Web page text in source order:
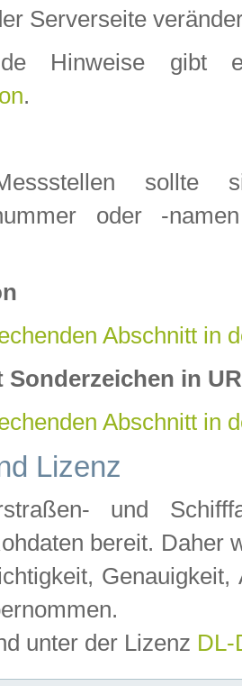
Serverseite
Hinweise
.
sollte
oder -
Abschnitt in
Sonderzeichen in
Abschnitt in
Lizenz
und
bereit. Daher
unter der Lizenz